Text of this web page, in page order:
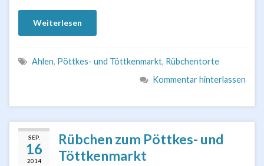
Weiterlesen
Ahlen, Pöttkes- und Töttkenmarkt, Rübchentorte
Kommentar hinterlassen
SEP.
16
2014
Rübchen zum Pöttkes- und
Töttkenmarkt